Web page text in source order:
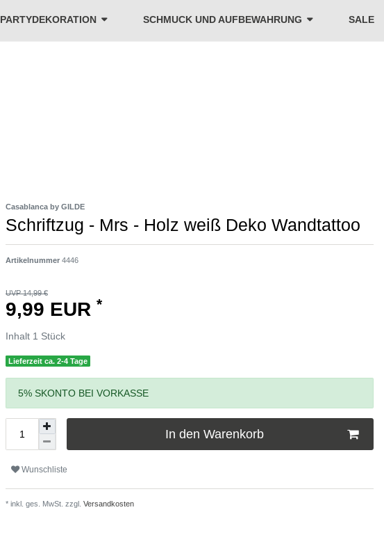
PARTYDEKORATION SCHMUCK UND AUFBEWAHRUNG SALE
Casablanca by GILDE
Schriftzug - Mrs - Holz weiß Deko Wandtattoo
Artikelnummer 4446
UVP 14,99 €
9,99 EUR *
Inhalt 1 Stück
Lieferzeit ca. 2-4 Tage
5% SKONTO BEI VORKASSE
In den Warenkorb
Wunschliste
* inkl. ges. MwSt. zzgl. Versandkosten